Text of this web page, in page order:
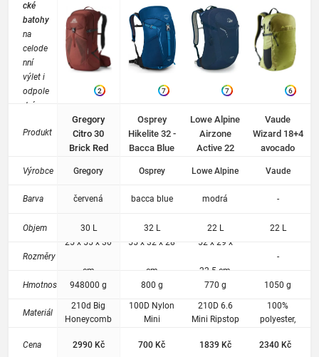
cké
batohy
na
celode
nní
výlet i
odpole
dní
zku
Umožň
obleče
svačiny
dalších
Produkt
Výrobce
Barva
Objem
Rozměry
Hmotnost
Materiál
Cena
2
Gregory
Citro 30
Brick Red
Gregory
červená
30 L
25 x 55 x 30
cm
948000 g
210d Big
Honeycomb
Nylon
2990 Kč
7
Osprey
Hikelite 32 -
Bacca Blue
Osprey
bacca blue
32 L
55 x 32 x 28
cm
800 g
100D Nylon
Mini
Shadow
700 Kč
7
Lowe Alpine
Airzone
Active 22
Lowe Alpine
modrá
22 L
52 x 29 x
22.5 cm
770 g
210D 6.6
Mini Ripstop
HydroShield
1839 Kč
6
Vaude
Wizard 18+4
avocado
Vaude
-
22 L
-
1050 g
100%
polyester,
treatment:
2340 Kč